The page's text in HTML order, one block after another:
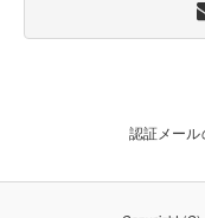
認証メー